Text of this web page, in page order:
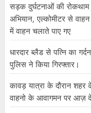
सड़क दुर्घटनाओं की
अभियान, एल्कोमीटर से
में वाहन चलाते पाए गए
धारदार ब्लैड से पत्नि का
पुलिस ने किया गिरफ्तार।
कावड़ यात्रा के दौरान शहर
वाहनो के आवागमन पर आज़